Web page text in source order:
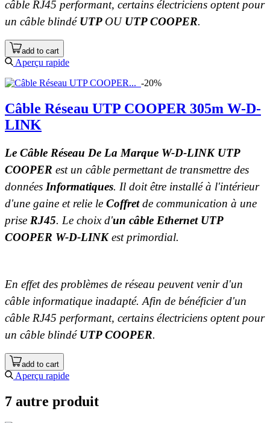
câble RJ45 performant, certains électriciens optent pour
un câble blindé UTP OU UTP COOPER.
add to cart
Aperçu rapide
-20%
Câble Réseau UTP COOPER 305m W-D-
LINK
Le Câble Réseau De La Marque W-D-LINK UTP
COOPER est un câble permettant de transmettre des
données Informatiques. Il doit être installé à l'intérieur
d'une gaine et relie le Coffretde communication à une
prise RJ45. Le choix d'un câble Ethernet UTP
COOPER W-D-LINKest primordial.
En effet des problèmes de réseau peuvent venir d'un
câble informatique inadapté. Afin de bénéficier d'un
câble RJ45 performant, certains électriciens optent pour
un câble blindé UTP COOPER.
add to cart
Aperçu rapide
7 autre produit